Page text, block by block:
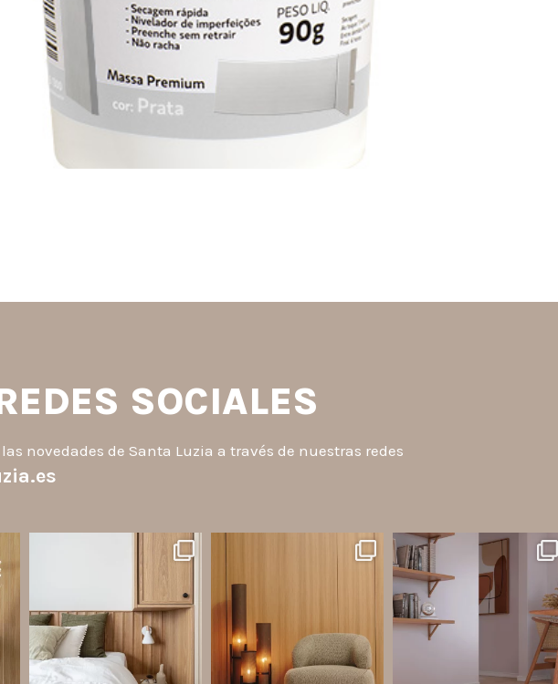
SOCIALES
novedades de Santa Luzia a través de nuestras redes
¿Querés salir de la cabecera
de pared Santa Luzia pueden ser
la solución!
Líneas como Waves, Gizé y
Jul 14
1 0
brindar mayor libertad en la
respaldos de cama, halls, paneles
Jul 6
2 0
santaluzia.es
¿Zócalo blanco, negro, gris, fendi
o beige? La elección puede
cambiar por completo la
percepción de un ambiente y
aportar aún más valor a tu
proyecto.
0